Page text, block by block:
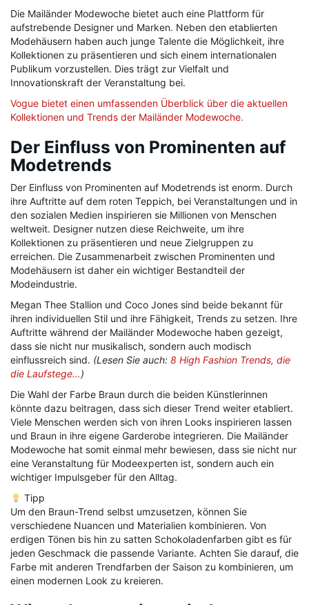
Die Mailänder Modewoche bietet auch eine Plattform für
aufstrebende Designer und Marken. Neben den etablierten
Modehäusern haben auch junge Talente die Möglichkeit, ihre
Kollektionen zu präsentieren und sich einem internationalen
Publikum vorzustellen. Dies trägt zur Vielfalt und
Innovationskraft der Veranstaltung bei.
Vogue bietet einen umfassenden Überblick über die aktuellen
Kollektionen und Trends der Mailänder Modewoche.
Der Einfluss von Prominenten auf
Modetrends
Der Einfluss von Prominenten auf Modetrends ist enorm. Durch
ihre Auftritte auf dem roten Teppich, bei Veranstaltungen und in
den sozialen Medien inspirieren sie Millionen von Menschen
weltweit. Designer nutzen diese Reichweite, um ihre
Kollektionen zu präsentieren und neue Zielgruppen zu
erreichen. Die Zusammenarbeit zwischen Prominenten und
Modehäusern ist daher ein wichtiger Bestandteil der
Modeindustrie.
Megan Thee Stallion und Coco Jones sind beide bekannt für
ihren individuellen Stil und ihre Fähigkeit, Trends zu setzen. Ihre
Auftritte während der Mailänder Modewoche haben gezeigt,
dass sie nicht nur musikalisch, sondern auch modisch
einflussreich sind. (Lesen Sie auch: 8 High Fashion Trends, die
die Laufstege…)
Die Wahl der Farbe Braun durch die beiden Künstlerinnen
könnte dazu beitragen, dass sich dieser Trend weiter etabliert.
Viele Menschen werden sich von ihren Looks inspirieren lassen
und Braun in ihre eigene Garderobe integrieren. Die Mailänder
Modewoche hat somit einmal mehr bewiesen, dass sie nicht nur
eine Veranstaltung für Modeexperten ist, sondern auch ein
wichtiger Impulsgeber für den Alltag.
Tipp
Um den Braun-Trend selbst umzusetzen, können Sie
verschiedene Nuancen und Materialien kombinieren. Von
erdigen Tönen bis hin zu satten Schokoladenfarben gibt es für
jeden Geschmack die passende Variante. Achten Sie darauf, die
Farbe mit anderen Trendfarben der Saison zu kombinieren, um
einen modernen Look zu kreieren.